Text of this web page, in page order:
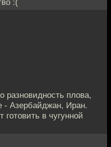
:(
разновидность плова,
- Азербайджан, Иран.
готовить в чугунной